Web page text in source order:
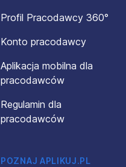
Profil Pracodawcy 360°
Konto pracodawcy
Aplikacja mobilna dla
pracodawców
Regulamin dla
pracodawców
POZNAJ APLIKUJ.PL